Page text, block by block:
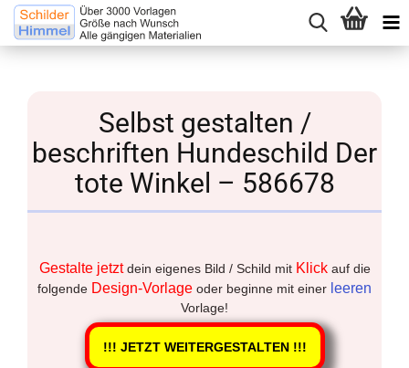
Selbst gestalten /
beschriften Hundeschild Der
tote Winkel – 586678
Gestalte jetztdein eigenes Bild / Schild mit Klickauf die
folgende Design-Vorlage oder beginne mit einer leeren
Vorlage!
!!! JETZT WEITERGESTALTEN !!!